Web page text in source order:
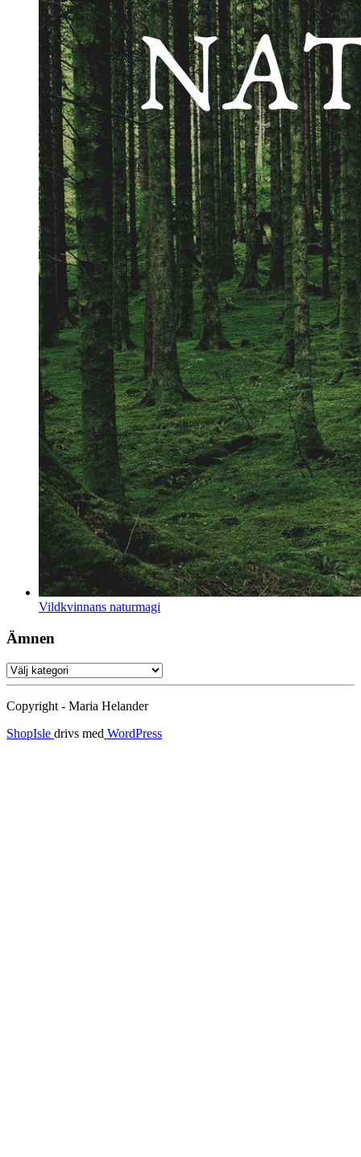
Vildkvinnans naturmagi
Ämnen
Ämnen
Copyright - Maria Helander
ShopIsle drivs med WordPress